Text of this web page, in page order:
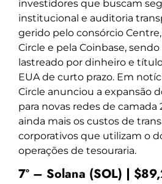
investidores que buscam
institucional e auditoria
gerido pelo consórcio
Circle e pela Coinbase,
lastreado por dinheiro e
EUA de curto prazo. Em
Circle anunciou a expansão
para novas redes de camada
ainda mais os custos de
corporativos que utilizam o
operações de tesouraria.
7º – Solana (SOL) |